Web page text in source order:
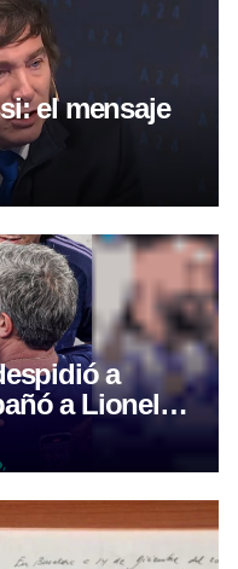
el mensaje
a
a Lionel